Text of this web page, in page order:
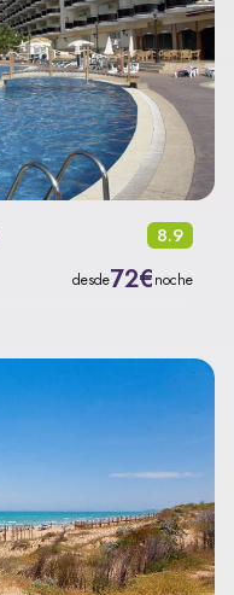
8.9
desde72€noche